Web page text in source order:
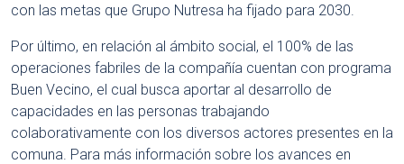
con las metas que Grupo Nutresa ha fijado para 2030.
Por último, en relación al ámbito social, el 100% de las
operaciones fabriles de la compañía cuentan con programa
Buen Vecino, el cual busca aportar al desarrollo de
capacidades en las personas trabajando
colaborativamente con los diversos actores presentes en la
comuna. Para más información sobre los avances en